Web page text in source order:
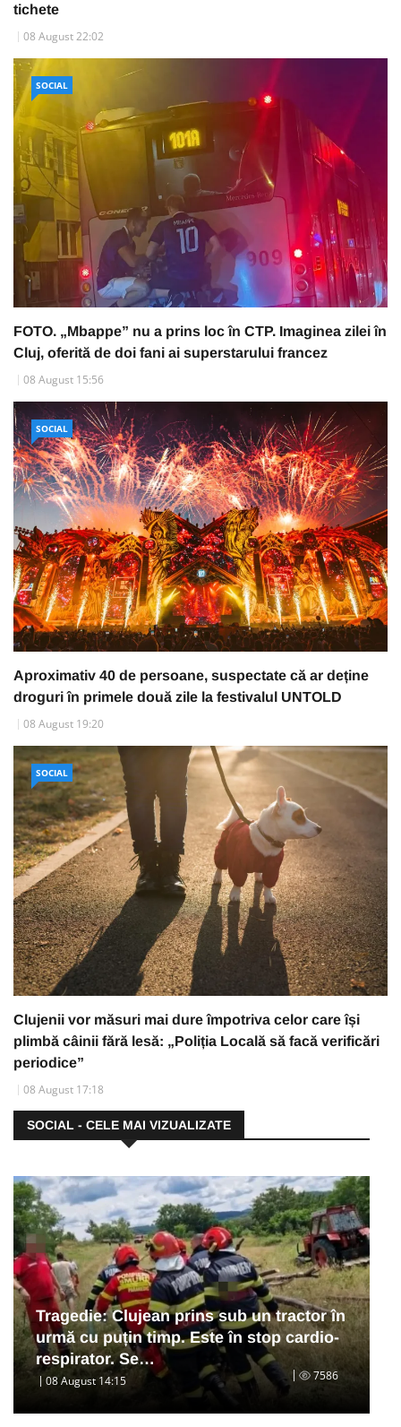
tichete
08 August 22:02
SOCIAL
FOTO. „Mbappe” nu a prins loc în CTP. Imaginea zilei în
Cluj, oferită de doi fani ai superstarului francez
08 August 15:56
SOCIAL
Aproximativ 40 de persoane, suspectate că ar deține
droguri în primele două zile la festivalul UNTOLD
08 August 19:20
SOCIAL
Clujenii vor măsuri mai dure împotriva celor care își
plimbă câinii fără lesă: „Poliția Locală să facă verificări
periodice”
08 August 17:18
SOCIAL - CELE MAI VIZUALIZATE
Tragedie: Clujean prins sub un tractor în
urmă cu puțin timp. Este în stop cardio-
respirator. Se…
08 August 14:15 7586